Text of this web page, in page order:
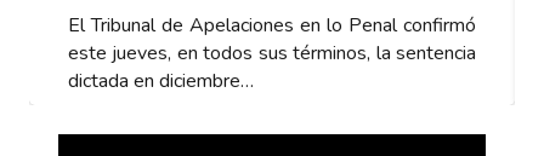
El Tribunal de Apelaciones en lo Penal confirmó
este jueves, en todos sus términos, la sentencia
dictada en diciembre…